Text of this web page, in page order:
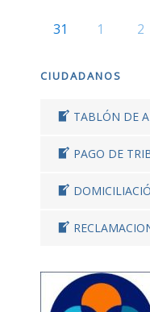
31 1 2
CIUDADANOS
TABLÓN DE
PAGO DE